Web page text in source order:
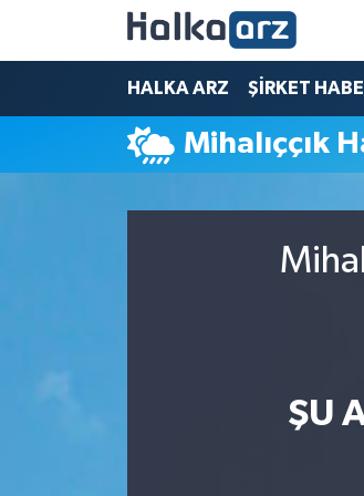
HALKA ARZ ŞİRKET
Mihalıççık
ŞU
HALKA ARZ
SERMAYE ARTIRIMI